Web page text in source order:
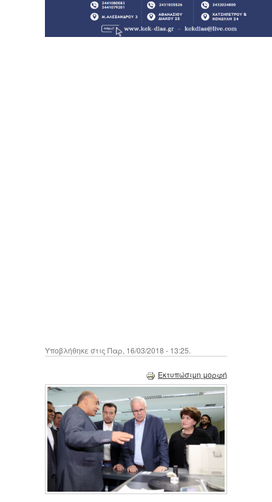
Υποβλήθηκε στις Παρ, 16/03/2018 - 13:25.
Εκτυπώσιμη μορφή